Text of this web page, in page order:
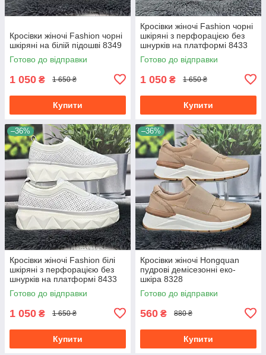
Кросівки жіночі Fashion чорні
шкіряні на білій підошві 8349
Готово до відправки
1 050 ₴ 1 650 ₴
Купити
Кросівки жіночі Fashion чорні
шкіряні з перфорацією без
шнурків на платформі 8433
Готово до відправки
1 050 ₴ 1 650 ₴
Купити
–36%
Кросівки жіночі Fashion білі
шкіряні з перфорацією без
шнурків на платформі 8433
Готово до відправки
1 050 ₴ 1 650 ₴
Купити
–36%
Кросівки жіночі Hongquan
пудрові демісезонні еко-
шкіра 8328
Готово до відправки
560 ₴ 880 ₴
Купити